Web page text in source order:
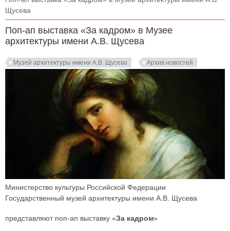
Щусева
Поп-ап выставка «За кадром» в Музее
архитектуры имени А.В. Щусева
Музей архитектуры имени А.В. Щусева Архив новостей
Министерство культуры Российской Федерации
Государственный музей архитектуры имени А.В. Щусева
представляют поп-ап выставку «За кадром»